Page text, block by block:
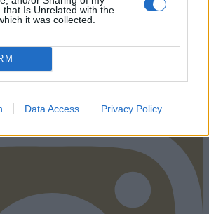
that Is Unrelated with the
it was collected.
Data Access Privacy Policy